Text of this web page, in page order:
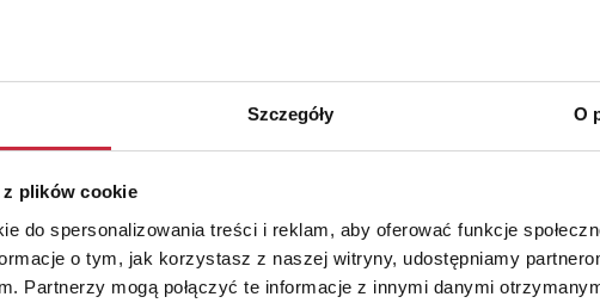
Szczegóły O
plików cookie
do spersonalizowania treści i reklam, aby oferować funkcje
o tym, jak korzystasz z naszej witryny, udostępniamy
Partnerzy mogą połączyć te informacje z innymi danymi